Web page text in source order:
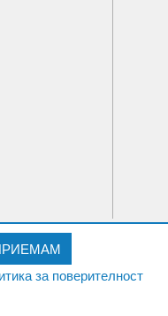
за поверителност
© 2026 Ксениум ООД. Всички
XeniumCompany.com